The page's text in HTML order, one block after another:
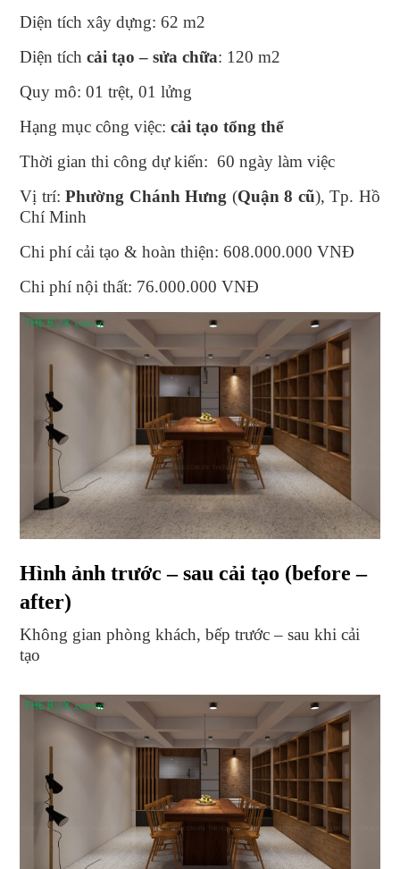
Diện tích xây dựng: 62 m2
Diện tíchcải tạo – sửa chữa: 120 m2
Quy mô: 01 trệt, 01 lửng
Hạng mục công việc:cải tạo tổng thể
Thời gian thi công dự kiến: 60 ngày làm việc
Vị trí:Phường Chánh Hưng (Quận 8 cũ), Tp. Hồ
Chí Minh
Chi phí cải tạo & hoàn thiện: 608.000.000 VNĐ
Chi phí nội thất: 76.000.000 VNĐ
Hình ảnh trước – sau cải tạo (before –
after)
Không gian phòng khách, bếp trước – sau khi cải
tạo
Đánh giá hiện trạng
– Hiện trạng là một căn nhà 4 tầng nằm trong một
khu chợ đông đúc trên đường Hoàng Minh Đạo,
Phường Chánh Hưng(Quận 8 cũ), TPHCM. Căn
nhà thường xuyên bị ngập nước khi mùa mưa đến,
hệ quả của việc cost đường được nâng lên trong khi
cost nhà vẫn giữ nguyên.